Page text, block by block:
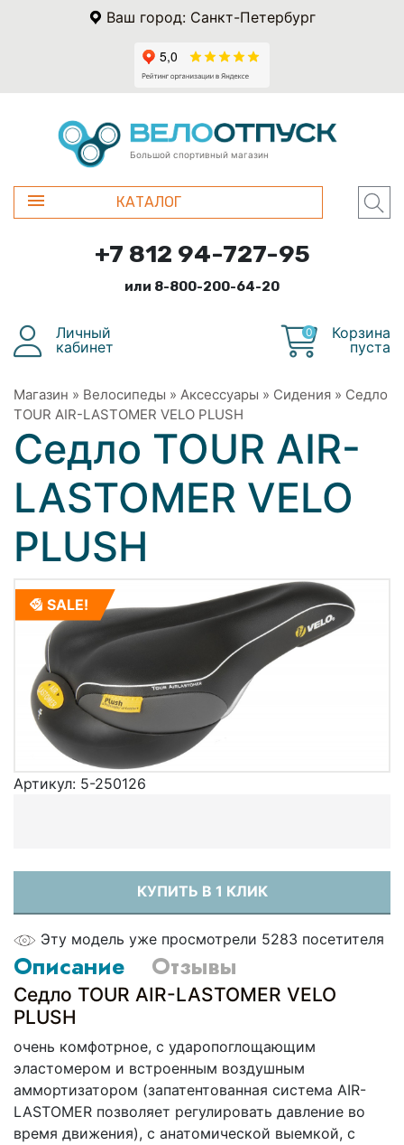
Ваш город: Санкт-Петербург
Большой спортивный магазин
КАТАЛОГ
+7 812 94-727-95
или 8-800-200-64-20
Личный
кабинет
0
Корзина
пуста
Магазин » Велосипеды » Аксессуары » Сидения » Седло
TOUR AIR-LASTOMER VELO PLUSH
Седло TOUR AIR-
LASTOMER VELO
PLUSH
SALE!
Артикул: 5-250126
КУПИТЬ В 1 КЛИК
Эту модель уже просмотрели 5283 посетителя
Описание Отзывы
Седло TOUR AIR-LASTOMER VELO
PLUSH
очень комфотрное, с ударопоглощающим
эластомером и встроенным воздушным
аммортизатором (запатентованная система AIR-
LASTOMER позволяет регулировать давление во
время движения), с анатомической выемкой, с